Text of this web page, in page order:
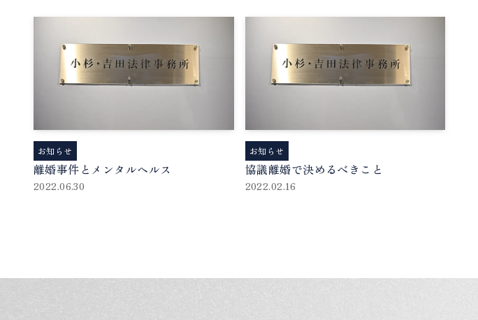
離婚事件とメンタルヘルス
2022.06.30
お知らせ
協議離婚で決めるべきこと
2022.02.16
お知らせ